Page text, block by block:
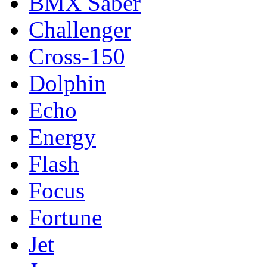
Challenger
Cross-150
Dolphin
Echo
Energy
Flash
Focus
Fortune
Jet